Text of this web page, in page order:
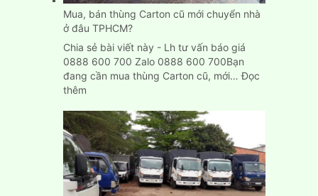
tại
Mua, bán thùng Carton cũ mới chuyển nhà
ở đâu TPHCM?
Chia sẻ bài viết này - Lh tư vấn báo giá
0888 600 700 Zalo 0888 600 700Bạn
đang cần mua thùng Carton cũ, mới…Đọc
thêm:
bán
thùng
Carton
cũ
mới
chuyển